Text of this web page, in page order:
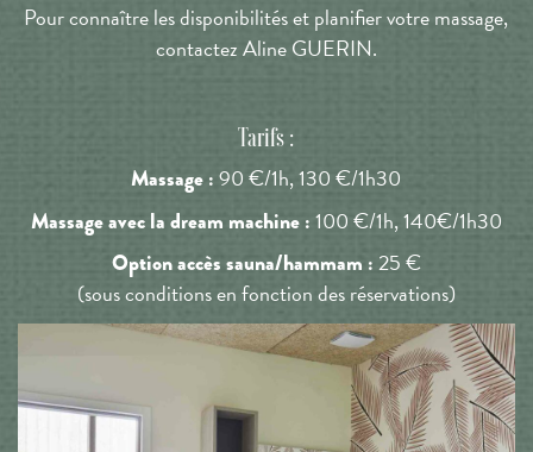
Pour connaître les disponibilités et planifier votre massage,
contactez Aline GUERIN.
Tarifs :
Massage :90 €/1h, 130 €/1h30
Massage avec la dream machine :100 €/1h, 140€/1h30
Option accès sauna/hammam :25 €
(sous conditions en fonction des réservations)